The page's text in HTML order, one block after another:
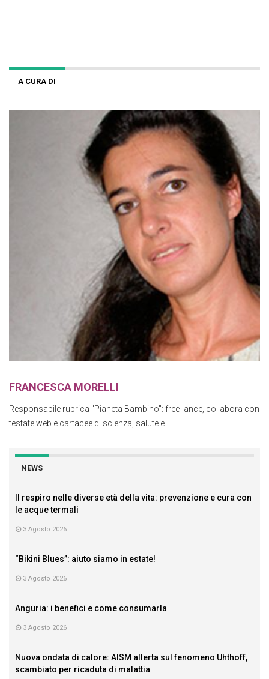
A CURA DI
FRANCESCA MORELLI
Responsabile rubrica "Pianeta Bambino": free-lance, collabora con
testate web e cartacee di scienza, salute e...
NEWS
Il respiro nelle diverse età della vita: prevenzione e cura con
le acque termali
3 Agosto 2026
“Bikini Blues”: aiuto siamo in estate!
3 Agosto 2026
Anguria: i benefici e come consumarla
3 Agosto 2026
Nuova ondata di calore: AISM allerta sul fenomeno Uhthoff,
scambiato per ricaduta di malattia